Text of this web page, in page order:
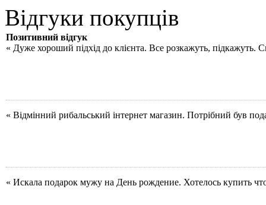
Відгуки покупців
Позитивний відгук
« Дуже хороший підхід до клієнта. Все розкажуть, підкажуть.
« Відмінний рибальський інтернет магазин. Потрібний був
« Искала подарок мужу на День рождение. Хотелось купить